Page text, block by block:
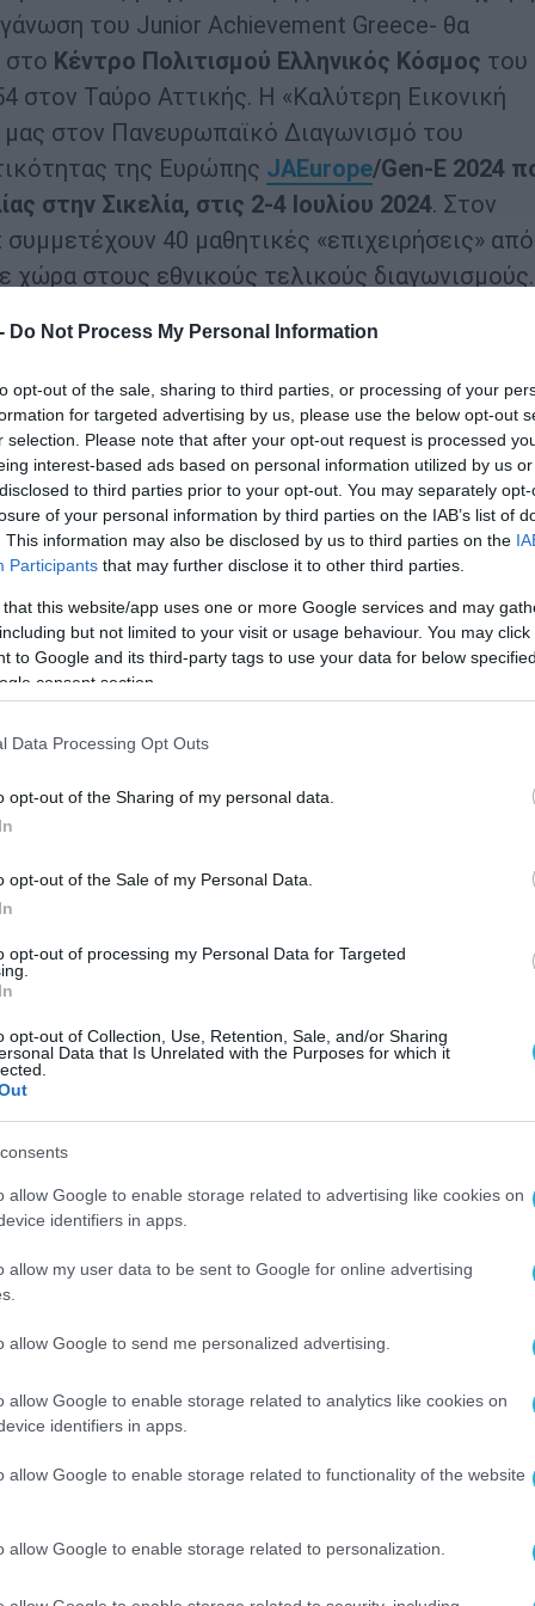
Do Not Process My Personal Information
opt-out of the sale, sharing to third parties, or processing of your
for targeted advertising by us, please use the below opt-out
selection. Please note that after your opt-out request is processed
interest-based ads based on personal information utilized by us
to third parties prior to your opt-out. You may separately
of your personal information by third parties on the IAB’s list of
This information may also be disclosed by us to third parties on the
Participants that may further disclose it to other third parties.
that this website/app uses one or more Google services and may
but not limited to your visit or usage behaviour. You may
to Google and its third-party tags to use your data for below
consent section.
Data Processing Opt Outs
opt-out of the Sharing of my personal data.
opt-out of the Sale of my Personal Data.
opt-out of processing my Personal Data for Targeted
opt-out of Collection, Use, Retention, Sale, and/or Sharing
Data that Is Unrelated with the Purposes for which it
allow Google to enable storage related to advertising like cookies on
identifiers in apps.
allow my user data to be sent to Google for online advertising
allow Google to send me personalized advertising.
allow Google to enable storage related to analytics like cookies on
identifiers in apps.
allow Google to enable storage related to functionality of the website
allow Google to enable storage related to personalization.
του Junior Achievement Greece- θα
στο Κέντρο Πολιτισμού Ελληνικός Κόσμος του
στον Ταύρο Αττικής. Η «Καλύτερη Εικονική
στον Πανευρωπαϊκό Διαγωνισμό του
της Ευρώπης JAEurope/Gen-E 2024
στην Σικελία, στις 2-4 Ιουλίου 2024. Στον
40 μαθητικές «επιχειρήσεις»
στους εθνικούς τελικούς διαγωνισμούς.
στον 19ο Πανελλαδικό Μαθητικό
είναι οι εξής:
Αργολίδας: Οι νεαροί επιχειρηματίες
(πορτοκάλια, λεμόνια κλπ) από τον
Είναι ένα προϊόν τοπικού
αρωμάτων. Προέρχεται από οπωρώνες
και λιπασμάτων. Είναι ιδανικό για
καθώς θυμίζει Ελλάδα και ελληνική
η διαδικασία παραγωγής σχεδιάστηκε έτσι
τον τρόπο που μπορούν.Φιλοδοξούν με ένα
τους.
Παναγιώτου, Χαράλαμπος
Γκαλέτση, Γενική Διευθύντρια, Εταιρεία
: Η καινοτόμος συσκευή CRASHLINK
ασφαλείας αυτοκινήτου, αφού σε
που περιέχει, δίνει το σήμα της
ένα συγγενικό πρόσωπο, την
σε κατάσταση οι ίδιοι οι επιβαίνοντες να
Ελένη Μαρκοπούλου, Παναγιώτης Στατήρης
Ηγουμενάκης, Global Lead of Learning &
«Μανόλης Ανδρόνικος»
οργάνων μέτρησης εργαστηρίων θετικών
ένα καινοτόμο και περιβαλλοντικά
Σχολικές Μονάδες και οικογένειες με
μάθησης.
Κλαίρη Αχιλλέως, Σταύρος
Αθανασιάδης, SAP Senior Manager,
Πρόεδρος & Διευθύνων Σύμβουλος Accenture.